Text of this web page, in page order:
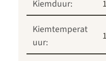
Kiemduur:
Kiemtemperat
uur: